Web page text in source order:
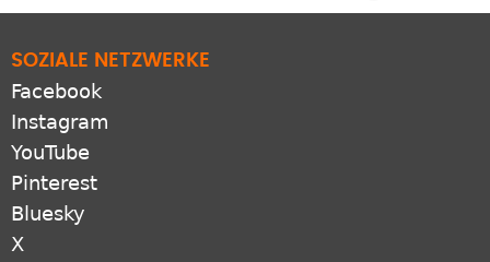
SOZIALE NETZWERKE
Facebook
Instagram
YouTube
Pinterest
Bluesky
X